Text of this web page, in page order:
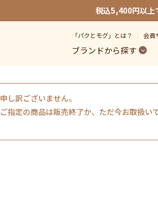
税込5,400円以上
「パクとモグ」とは？ 会員
ブランドから探す
申し訳ございません。
ご指定の商品は販売終了か、ただ今お取扱い